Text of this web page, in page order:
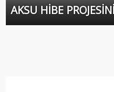
AKSU HİBE